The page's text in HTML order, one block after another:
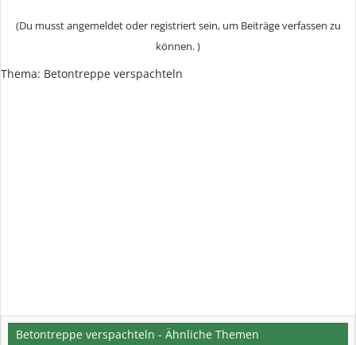
(Du musst angemeldet oder registriert sein, um Beiträge verfassen zu
können. )
Thema: Betontreppe verspachteln
Betontreppe verspachteln - Ähnliche Themen